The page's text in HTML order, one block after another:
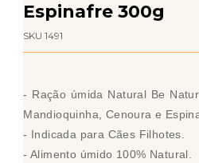
Espinafre 300g
SKU 1491
- Ração úmida Natural Be
Mandioquinha, Cenoura e
- Indicada para Cães Filhotes.
- Alimento úmido 100% Natural.